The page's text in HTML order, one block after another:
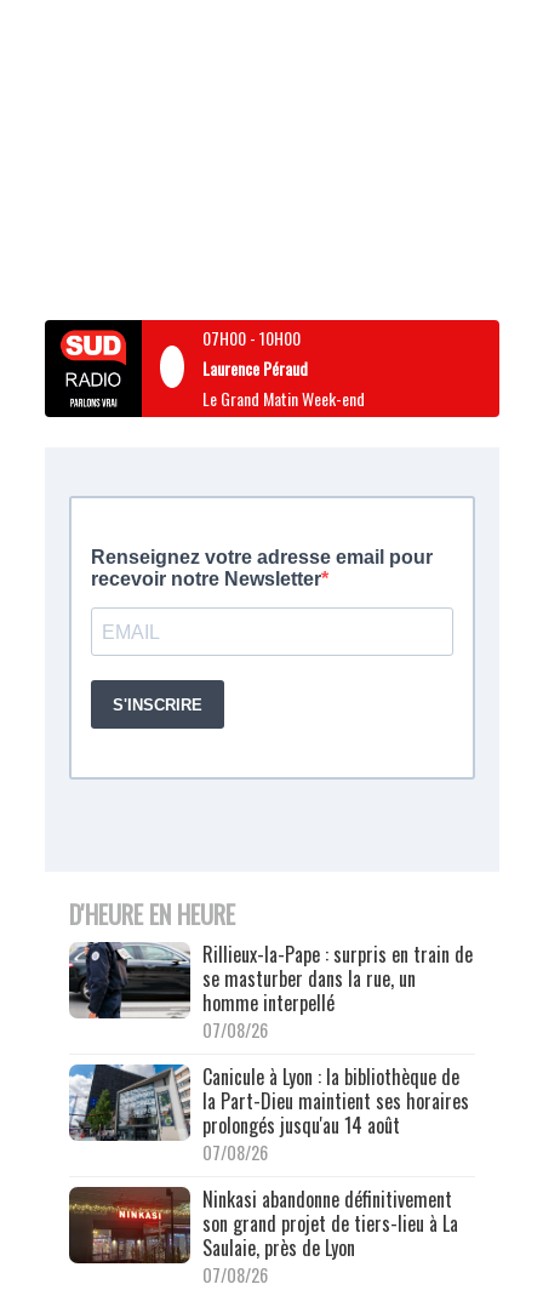
07H00-10H00
Laurence Péraud
Le Grand Matin Week-end
D'HEURE EN HEURE
Rillieux-la-Pape : surpris en train de
se masturber dans la rue, un
homme interpellé
07/08/26
Canicule à Lyon : la bibliothèque de
la Part-Dieu maintient ses horaires
prolongés jusqu'au 14 août
07/08/26
Ninkasi abandonne définitivement
son grand projet de tiers-lieu à La
Saulaie, près de Lyon
07/08/26